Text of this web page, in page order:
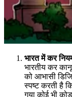
भारत में कर
भारतीय कर
को आभासी
स्पष्ट करती है
गया कोई भी